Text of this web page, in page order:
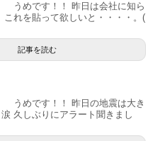
うめです！！ 昨日は会社に知ら
れを貼って欲しいと・・・・。(
記事を読む
うめです！！ 昨日の地震は大き
久しぶりにアラート聞きまし